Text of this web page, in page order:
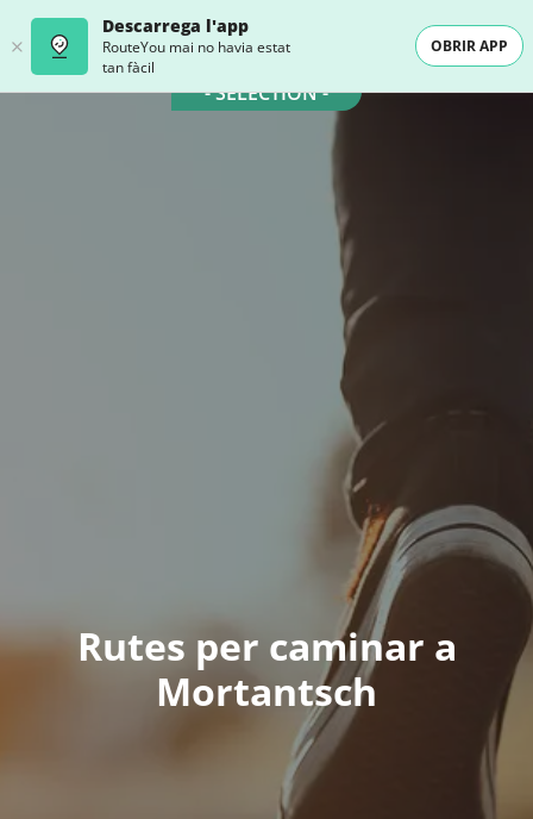
Descarrega l'app
RouteYou mai no havia estat
tan fàcil
OBRIR APP
- SELECTION -
Rutes per caminar a
Mortantsch